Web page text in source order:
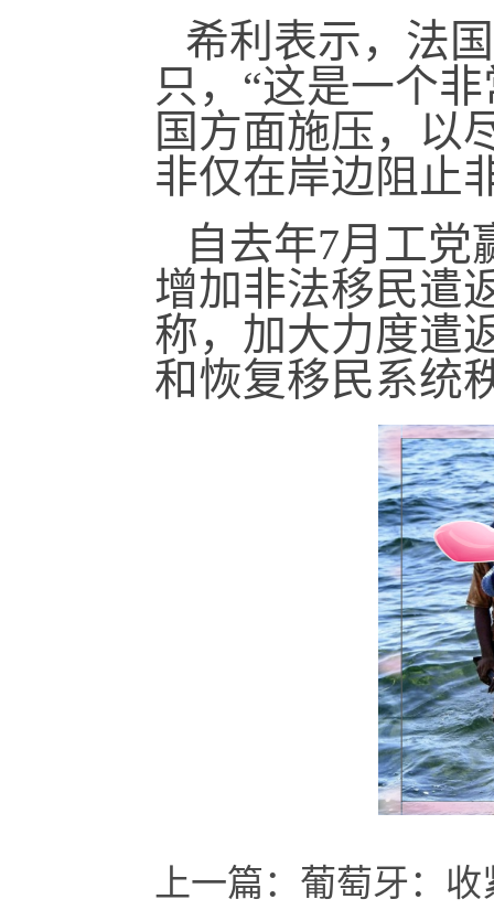
希利表示，法
只，“这是一个
国方面施压，以
非仅在岸边阻止
自去年7月工
增加非法移民遣
称，加大力度遣
和恢复移民系统
上一篇： 葡萄牙：收